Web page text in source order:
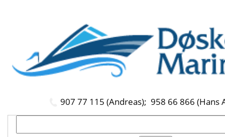
907 77 115 (Andreas); 958 66 866 (Hans